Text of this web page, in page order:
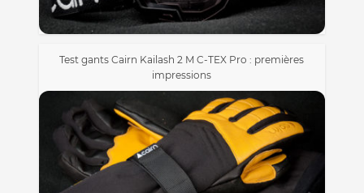
Test gants Cairn Kailash 2 M C-TEX Pro : premières
impressions